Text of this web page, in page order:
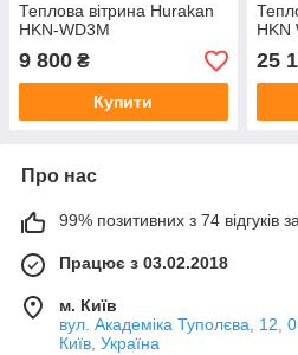
Теплова вітрина Hurakan
HKN-WD3M
9 800 ₴
Купити
HKN
25
Про нас
99% позитивних з 74 відгуків
Працює з 03.02.2018
м. Київ
вул. Академіка Туполєва, 12,
Київ, Україна